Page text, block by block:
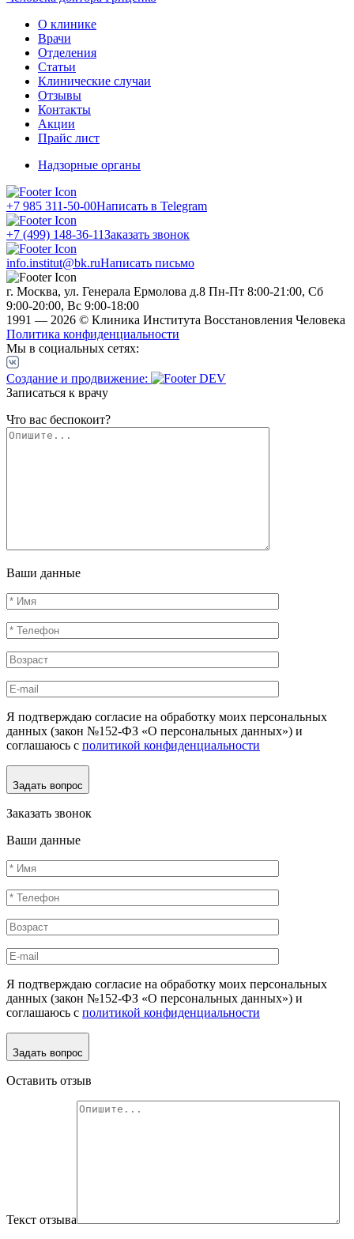
О клинике
Врачи
Отделения
Статьи
Клинические случаи
Отзывы
Контакты
Акции
Прайс лист
Надзорные органы
+7 985 311-50-00Написать в Telegram
+7 (499) 148-36-11Заказать звонок
info.institut@bk.ruНаписать письмо
г. Москва, ул. Генерала Ермолова д.8 Пн-Пт 8:00-21:00, Сб
9:00-20:00, Вс 9:00-18:00
1991 — 2026 © Клиника Института Восстановления Человека
Политика конфиденциальности
Мы в социальных сетях:
Создание и продвижение:
Записаться к врачу
Что вас беспокоит?
Ваши данные
Я подтверждаю согласие на обработку моих персональных
данных (закон №152-ФЗ «О персональных данных») и
соглашаюсь с политикой конфиденциальности
Задать вопрос
Заказать звонок
Ваши данные
Я подтверждаю согласие на обработку моих персональных
данных (закон №152-ФЗ «О персональных данных») и
соглашаюсь с политикой конфиденциальности
Задать вопрос
Оставить отзыв
Текст отзыва